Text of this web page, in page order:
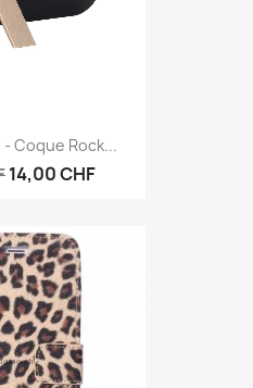
- Coque Rock...
14,00 CHF